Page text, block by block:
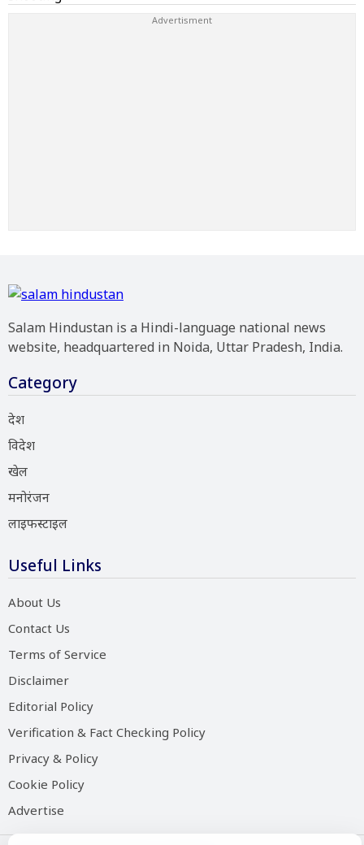
Salam Hindustan is a Hindi-language national news
website, headquartered in Noida, Uttar Pradesh, India.
Category
देश
विदेश
खेल
मनोरंजन
लाइफस्टाइल
Useful Links
About Us
Contact Us
Terms of Service
Disclaimer
Editorial Policy
Verification & Fact Checking Policy
Privacy & Policy
Cookie Policy
Advertise